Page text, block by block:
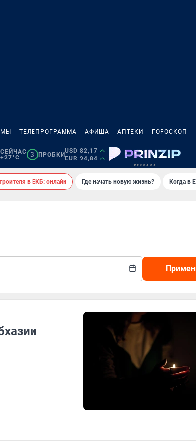
ТЕЛЕПРОГРАММА АФИША АПТЕКИ ГОРОСКОП
СЕЙЧАС
+27°C
3 ПРОБКИ
USD 82,17
EUR 94,84
в ЕКБ: онлайн Где начать новую жизнь? Когда в